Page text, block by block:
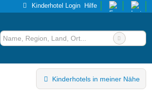
Kinderhotel Login Hilfe
Kinderhotels in meiner Nähe